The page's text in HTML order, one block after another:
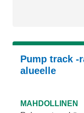
Pump track -
alueelle
MAHDOLLINEN